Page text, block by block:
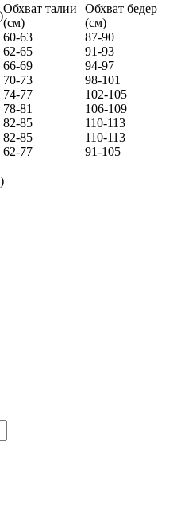
Обхват талии
(см)
Обхват бедер
(см)
60-63
87-90
62-65
91-93
66-69
94-97
70-73
98-101
74-77
102-105
78-81
106-109
82-85
110-113
82-85
110-113
62-77 91-105